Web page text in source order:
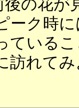
の花が
ーク時
ている
訪れて